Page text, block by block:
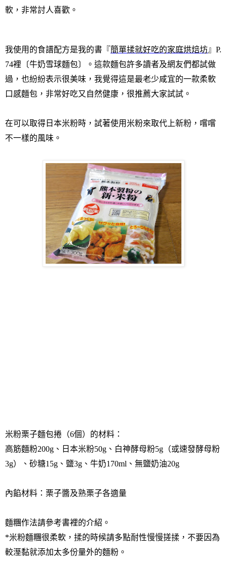
軟，非常討人喜歡。
我使用的食譜配方是我的書『簡單揉就好吃的家庭烘焙坊』 P.
74裡 〔牛奶雪球麵包〕。這款麵包許多讀者及網友們都試做
過，也紛紛表示很美味，我覺得這是最老少咸宜的一款柔軟
口感麵包，非常好吃又自然健康，很推薦大家試試。
在可以取得日本米粉時，試著使用米粉來取代上新粉，嚐嚐
不一樣的風味。
米粉栗子麵包捲（6個 ）的材料：
高筋麵粉200g 、 日本米粉50g 、 白神酵母粉5g （或速發酵母粉
3g） 、 砂糖15g 、 鹽3g 、 牛奶170ml 、 無鹽奶油20g
內餡材料：栗子醬及熟栗子各適量
麵糰作法請參考書裡的介紹。
*米粉麵糰很柔軟，揉的時候請多點耐性慢慢搓揉，不要因為
較溼黏就添加太多份量外的麵粉。